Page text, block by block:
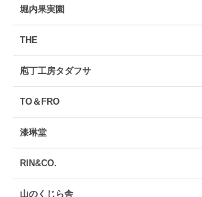
堀内果実園
THE
庖丁工房タダフサ
TO＆FRO
漆琳堂
RIN&CO.
山のくじら舎